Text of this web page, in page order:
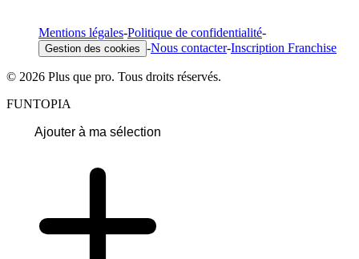
Mentions légales-Politique de confidentialité-
Gestion des cookies -Nous contacter-Inscription Franchise
© 2026 Plus que pro. Tous droits réservés.
FUNTOPIA
Ajouter à ma sélection